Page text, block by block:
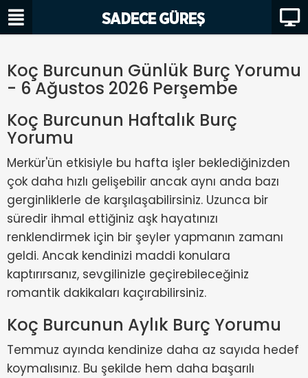
Koç Burcunun Günlük Burç Yorumu
- 6 Ağustos 2026 Perşembe
Koç Burcunun Haftalık Burç
Yorumu
Merkür'ün etkisiyle bu hafta işler beklediğinizden
çok daha hızlı gelişebilir ancak aynı anda bazı
gerginliklerle de karşılaşabilirsiniz. Uzunca bir
süredir ihmal ettiğiniz aşk hayatınızı
renklendirmek için bir şeyler yapmanın zamanı
geldi. Ancak kendinizi maddi konulara
kaptırırsanız, sevgilinizle geçirebileceğiniz
romantik dakikaları kaçırabilirsiniz.
Koç Burcunun Aylık Burç Yorumu
Temmuz ayında kendinize daha az sayıda hedef
koymalısınız. Bu şekilde hem daha başarılı